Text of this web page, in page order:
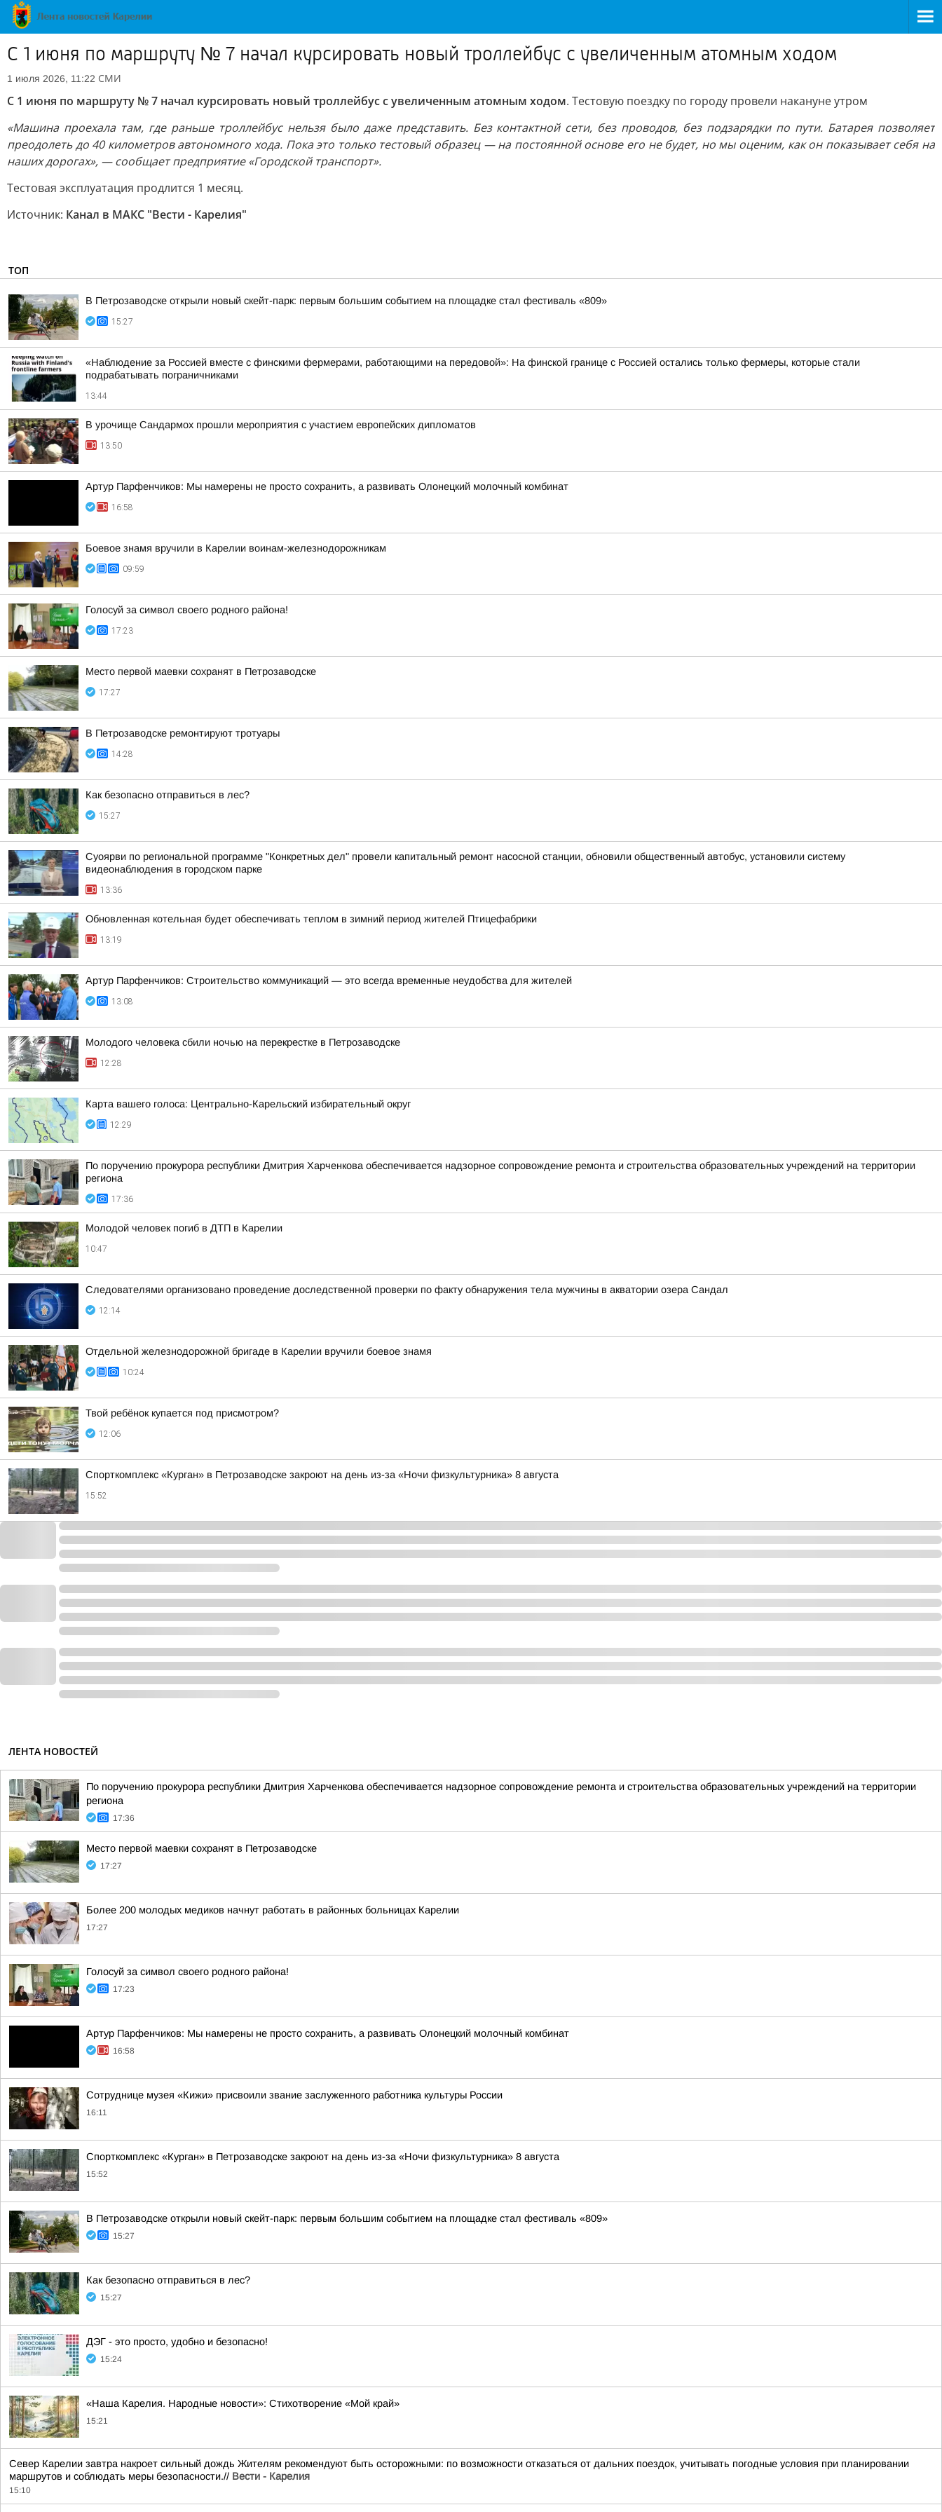
С 1 июня по маршруту № 7 начал курсировать новый троллейбус с увеличенным атомным ходом
1 июля 2026, 11:22 СМИ
С 1 июня по маршруту № 7 начал курсировать новый троллейбус с увеличенным атомным ходом. Тестовую поездку по городу провели накануне утром
«Машина проехала там, где раньше троллейбус нельзя было даже представить. Без контактной сети, без проводов, без подзарядки по пути. Батарея позволяет
преодолеть до 40 километров автономного хода. Пока это только тестовый образец — на постоянной основе его не будет, но мы оценим, как он показывает себя на
наших дорогах», — сообщает предприятие «Городской транспорт».
Тестовая эксплуатация продлится 1 месяц.
Источник: Канал в МАКС "Вести - Карелия"
ТОП
В Петрозаводске открыли новый скейт-парк: первым большим событием на площадке стал фестиваль «809»
15:27
«Наблюдение за Россией вместе с финскими фермерами, работающими на передовой»: На финской границе с Россией остались только фермеры, которые стали
подрабатывать пограничниками
13:44
В урочище Сандармох прошли мероприятия с участием европейских дипломатов
13:50
Артур Парфенчиков: Мы намерены не просто сохранить, а развивать Олонецкий молочный комбинат
16:58
Боевое знамя вручили в Карелии воинам-железнодорожникам
09:59
Голосуй за символ своего родного района!
17:23
Место первой маевки сохранят в Петрозаводске
17:27
В Петрозаводске ремонтируют тротуары
14:28
Как безопасно отправиться в лес?
15:27
Суоярви по региональной программе "Конкретных дел" провели капитальный ремонт насосной станции, обновили общественный автобус, установили систему
видеонаблюдения в городском парке
13:36
Обновленная котельная будет обеспечивать теплом в зимний период жителей Птицефабрики
13:19
Артур Парфенчиков: Строительство коммуникаций — это всегда временные неудобства для жителей
13:08
Молодого человека сбили ночью на перекрестке в Петрозаводске
12:28
Карта вашего голоса: Центрально-Карельский избирательный округ
12:29
По поручению прокурора республики Дмитрия Харченкова обеспечивается надзорное сопровождение ремонта и строительства образовательных учреждений на территории
региона
17:36
Молодой человек погиб в ДТП в Карелии
10:47
Следователями организовано проведение доследственной проверки по факту обнаружения тела мужчины в акватории озера Сандал
12:14
Отдельной железнодорожной бригаде в Карелии вручили боевое знамя
10:24
Твой ребёнок купается под присмотром?
12:06
Спорткомплекс «Курган» в Петрозаводске закроют на день из-за «Ночи физкультурника» 8 августа
15:52
ЛЕНТА НОВОСТЕЙ
По поручению прокурора республики Дмитрия Харченкова обеспечивается надзорное сопровождение ремонта и строительства образовательных учреждений на территории
региона
17:36
Место первой маевки сохранят в Петрозаводске
17:27
Более 200 молодых медиков начнут работать в районных больницах Карелии
17:27
Голосуй за символ своего родного района!
17:23
Артур Парфенчиков: Мы намерены не просто сохранить, а развивать Олонецкий молочный комбинат
16:58
Сотруднице музея «Кижи» присвоили звание заслуженного работника культуры России
16:11
Спорткомплекс «Курган» в Петрозаводске закроют на день из-за «Ночи физкультурника» 8 августа
15:52
В Петрозаводске открыли новый скейт-парк: первым большим событием на площадке стал фестиваль «809»
15:27
Как безопасно отправиться в лес?
15:27
ДЭГ - это просто, удобно и безопасно!
15:24
«Наша Карелия. Народные новости»: Стихотворение «Мой край»
15:21
Север Карелии завтра накроет сильный дождь Жителям рекомендуют быть осторожными: по возможности отказаться от дальних поездок, учитывать погодные условия при планировании
маршрутов и соблюдать меры безопасности.// Вести - Карелия
15:10